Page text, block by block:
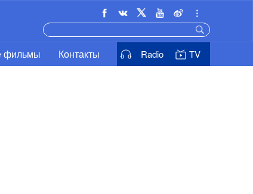
фильмы Контакты Radio TV